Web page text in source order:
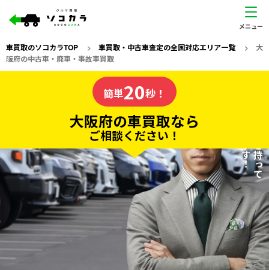
車買取のソコカラTOP > 車買取・中古車査定の全国対応エリア一覧> 大
阪府の中古車・廃車・事故車買取
の車買取なら
ソコカラの
電話か出張か、高い方の査定を提案。
だから高価買取!
私たちが責任を持って
査定いたします！
簡単20秒！
大阪府の車買取なら
ご相談ください！
20秒で入力完了！
無料で カンタンWeb査定
ご依頼いただいたお車を丁寧に査定いたします